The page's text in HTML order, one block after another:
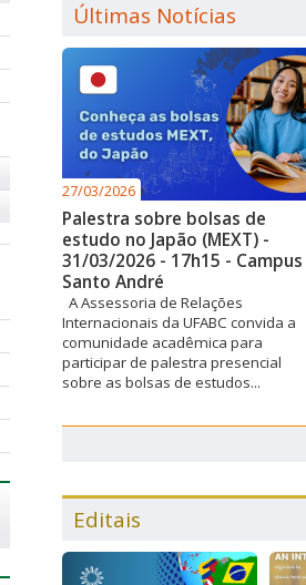
Últimas Notícias
27/03/2026
Palestra sobre bolsas de
estudo no Japão (MEXT) -
31/03/2026 - 17h15 - Campus
Santo André
A Assessoria de Relações
Internacionais da UFABC convida a
comunidade acadêmica para
participar de palestra presencial
sobre as bolsas de estudos...
Editais